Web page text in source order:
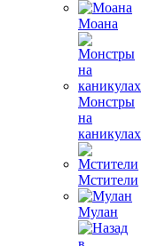
Моана
Монстры
на
каникулах
Мстители
Мулан